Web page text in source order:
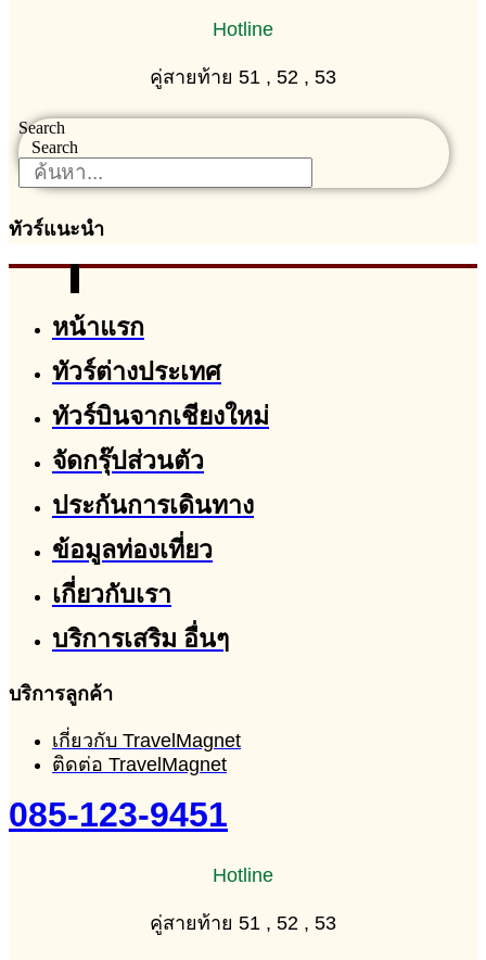
Hotline
คู่สายท้าย 51 , 52 , 53
Search
Search
ทัวร์แนะนำ
หน้าแรก
ทัวร์ต่างประเทศ
ทัวร์บินจากเชียงใหม่
จัดกรุ๊ปส่วนตัว
ประกันการเดินทาง
ข้อมูลท่องเที่ยว
เกี่ยวกับเรา
บริการเสริม อื่นๆ
บริการลูกค้า
เกี่ยวกับ TravelMagnet
ติดต่อ TravelMagnet
085-123-9451
Hotline
คู่สายท้าย 51 , 52 , 53